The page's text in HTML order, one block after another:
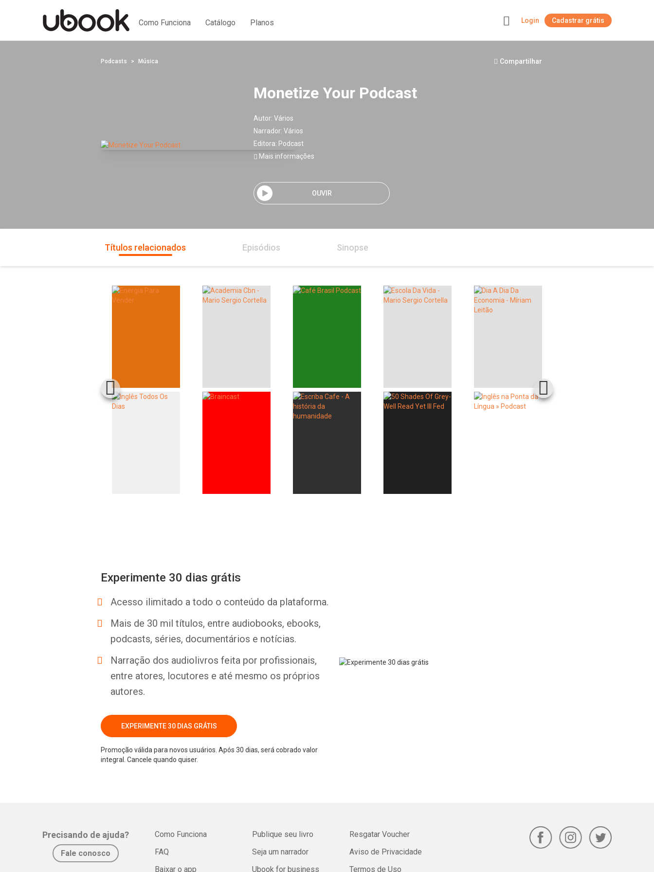
Como Funciona Catálogo Planos Login Cadastrar grátis
Podcasts Música Compartilhar
Monetize Your Podcast
Autor: Vários
Narrador: Vários
Editora: Podcast
Mais informações
OUVIR
Títulos relacionados Episódios Sinopse
Experimente 30 dias grátis
Acesso ilimitado a todo o conteúdo da plataforma.
Mais de 30 mil títulos, entre audiobooks, ebooks,
podcasts, séries, documentários e notícias.
Narração dos audiolivros feita por profissionais,
entre atores, locutores e até mesmo os próprios
autores.
EXPERIMENTE 30 DIAS GRÁTIS
Promoção válida para novos usuários. Após 30 dias, será cobrado valor
integral. Cancele quando quiser.
Precisando de ajuda?
Fale conosco
Como Funciona
FAQ
Baixar o app
Publique seu livro
Seja um narrador
Ubook for business
Resgatar Voucher
Aviso de Privacidade
Termos de Uso